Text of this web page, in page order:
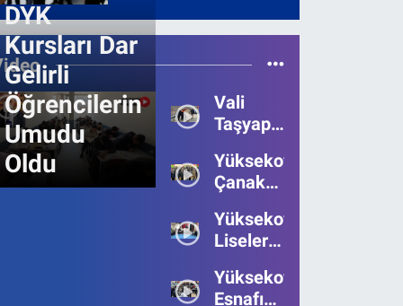
DYK
Kursları Dar
Gelirli
Öğrencilerin
Umudu
Oldu
Vali
Taşyapan,
Bölgesinde
İncelemelerde
Bulundu
Yüksekova’da
Çanakkale
111.Yılı
Kutlandı
Yüksekova’da
Liseler
Bilgi
Yüksekova
Esnafı